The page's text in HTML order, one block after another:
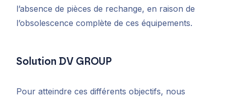
l’absence de pièces de rechange, en raison de
l’obsolescence complète de ces équipements. ­­­­­
Solution DV GROUP
Pour atteindre ces différents objectifs, nous